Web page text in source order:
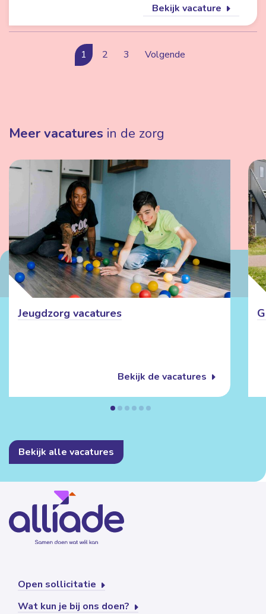
Bekijk vacature
1 2 3 Volgende
Meer vacatures in de zorg
Jeugdzorg vacatures
Bekijk de vacatures
Bekijk alle vacatures
Open sollicitatie
Wat kun je bij ons doen?